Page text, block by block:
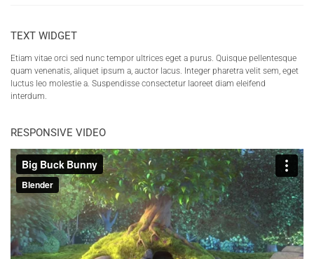
TEXT WIDGET
Etiam vitae orci sed nunc tempor ultrices eget a purus. Quisque pellentesque
quam venenatis, aliquet ipsum a, auctor lacus. Integer pharetra velit sem, eget
luctus leo molestie a. Suspendisse consectetur laoreet diam eleifend
interdum.
RESPONSIVE VIDEO